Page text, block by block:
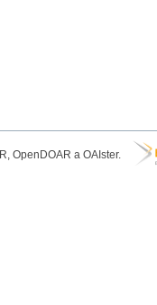
OpenDOAR a OAIster.